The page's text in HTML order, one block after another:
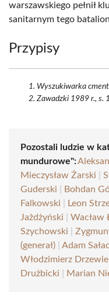
warszawskiego pełnił
sanitarnym tego
Przypisy
Wyszukiwarka
Zawadzki 1989 r., s.
Pozostali ludzie w
mundurowe":
Mieczysław Żarski
Guderski
Bohdan
Falkowski
Leon
Jażdżyński
Wacław
Szychowski
(generał)
Adam
Włodzimierz
Drużbicki
Marian